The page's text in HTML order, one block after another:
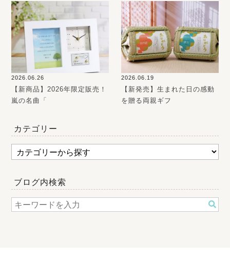
2026.06.26
【新商品】2026年限定販売！
嵐の名曲「
2026.06.19
【新発売】生まれた日の感動
を贈る両親ギフ
カテゴリー
ブログ内検索